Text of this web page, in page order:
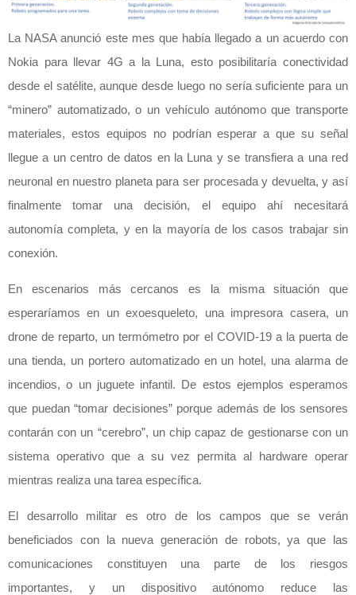
La NASA anunció este mes que había llegado a un acuerdo con
Nokia para llevar 4G a la Luna, esto posibilitaría conectividad
desde el satélite, aunque desde luego no sería suficiente para un
“minero” automatizado, o un vehículo autónomo que transporte
materiales, estos equipos no podrían esperar a que su señal
llegue a un centro de datos en la Luna y se transfiera a una red
neuronal en nuestro planeta para ser procesada y devuelta, y así
finalmente tomar una decisión, el equipo ahí necesitará
autonomía completa, y en la mayoría de los casos trabajar sin
conexión.
En escenarios más cercanos es la misma situación que
esperaríamos en un exoesqueleto, una impresora casera, un
drone de reparto, un termómetro por el COVID-19 a la puerta de
una tienda, un portero automatizado en un hotel, una alarma de
incendios, o un juguete infantil. De estos ejemplos esperamos
que puedan “tomar decisiones” porque además de los sensores
contarán con un “cerebro”, un chip capaz de gestionarse con un
sistema operativo que a su vez permita al hardware operar
mientras realiza una tarea específica.
El desarrollo militar es otro de los campos que se verán
beneficiados con la nueva generación de robots, ya que las
comunicaciones constituyen una parte de los riesgos
importantes, y un dispositivo autónomo reduce las